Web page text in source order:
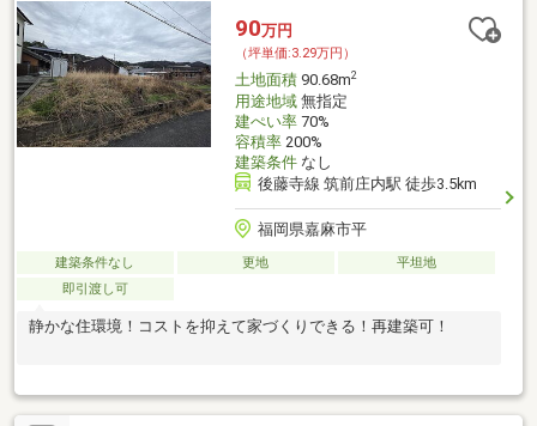
90万円
（坪単価:3.29万円）
土地面積90.68m2
用途地域無指定
建ぺい率70%
容積率200%
建築条件なし
後藤寺線 筑前庄内駅 徒歩3.5km
福岡県嘉麻市平
建築条件なし 更地
平坦地
即引渡し可
静かな住環境！コストを抑えて家づくりできる！再建築可！